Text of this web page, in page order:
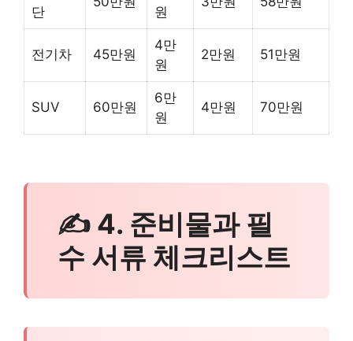
단
원
전기차 45만원
4만
원
2만원 51만원
SUV 60만원
6만
원
4만원 70만원
✍ 4. 준비물과 필
수 서류 체크리스트